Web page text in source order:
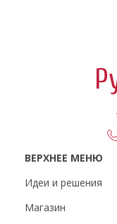
ВЕРХНЕЕ МЕНЮ
Идеи и решения
Магазин